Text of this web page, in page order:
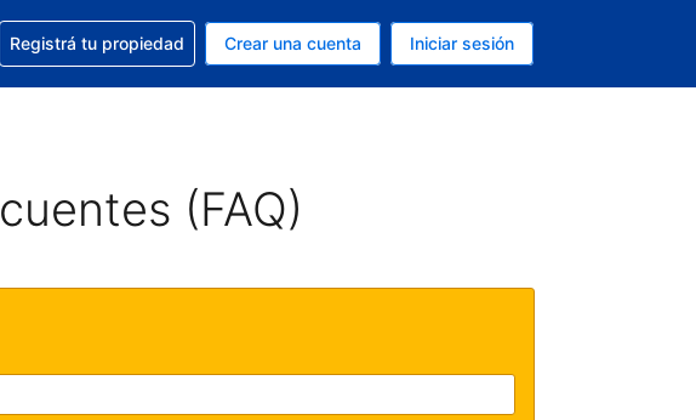
actual es Peso argentino
El idioma que estás usando es Español (Argentina)
ayuda con tu reserva
Registrá tu propiedad Crear una cuenta Iniciar sesión
(FAQ)